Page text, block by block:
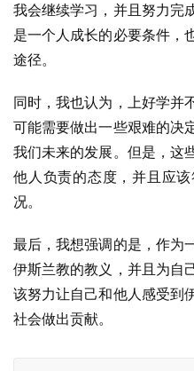
我会继续学习，并且努力完
是一个人成长的必要条件，
途径。
同时，我也认为，上好学并
可能需要做出一些艰难的决
我们未来的发展。但是，这
他人负责的态度，并且应
况。
最后，我想强调的是，作为
伊斯兰教的教义，并且为自
该努力让自己和他人感受到
社会做出贡献。